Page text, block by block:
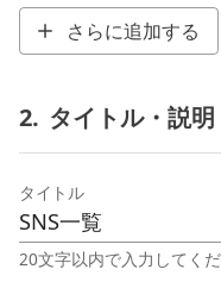
さらに追加する
2. タイトル・説明
タイトル
20文字以内で入力してく